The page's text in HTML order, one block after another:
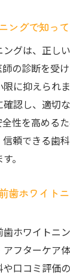
外でも前歯ホ
想の白さを叶
期間で白くす
イトニングの
ホワイトニン
白さを実現し
ト
期間ホワイト
ングで知っ
グは、正し
の診断を受
に抑えられ
認し、適切
性を高める
頼できる歯
。
歯ホワイト
ホワイトニ
フターケア
口コミ評価